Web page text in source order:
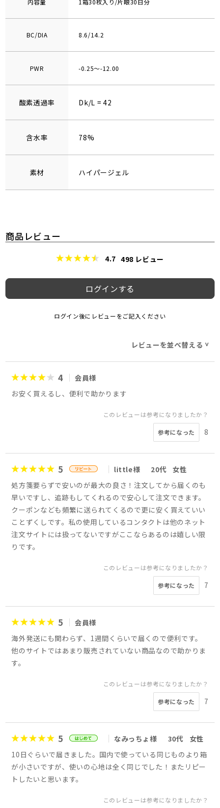
BC/DIA 8.6/14.2
PWR -0.25～-12.00
酸素透過率 Dk/L = 42
含水率 78%
素材 ハイパージェル
商品レビュー
4.7 498 レビュー
ログインする
ログイン後にレビューをご記入ください
レビューを並べ替える>
4
会員様
お安く買えるし、便利で助かります
このレビューは参考になりましたか？
参考になった 8
5 little様 20代
女性
処方箋要らずで安いのが最大の良さ！注文してから届くのも
早いですし、追跡もしてくれるので安心して注文できます。
クーポンなども頻繁に送られてくるので更に安く買えていい
ことずくしです。私の使用しているコンタクトは他のネット
注文サイトには扱ってないですがここならあるのは嬉しい限
りです。
このレビューは参考になりましたか？
参考になった 7
5
会員様
海外発送にも関わらず、1週間くらいで届くので便利です。
他のサイトではあまり販売されていない商品なので助かりま
す。
このレビューは参考になりましたか？
参考になった 7
5 なみっちょ様 30代
女性
10日ぐらいで届きました。国内で使っている同じものより箱
が小さいですが、使いの心地は全く同じでした！またリピー
トしたいと思います。
このレビューは参考になりましたか？